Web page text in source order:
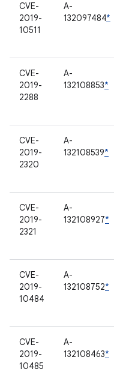
CVE-
2019-
10511
A-
132097484*
CVE-
2019-
2288
A-
132108853*
CVE-
2019-
2320
A-
132108539*
CVE-
2019-
2321
A-
132108927*
CVE-
2019-
10484
A-
132108752*
CVE-
2019-
10485
A-
132108463*